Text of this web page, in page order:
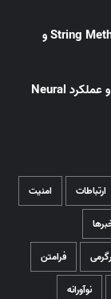
متدهای رشته در پایتون؛ آموزش کامل String Methods و
شبکه عصبی چیست؟ آموزش کامل ساختار و عملکرد Neural
ارتباطات امنیت
فرامتن
نوآورانه